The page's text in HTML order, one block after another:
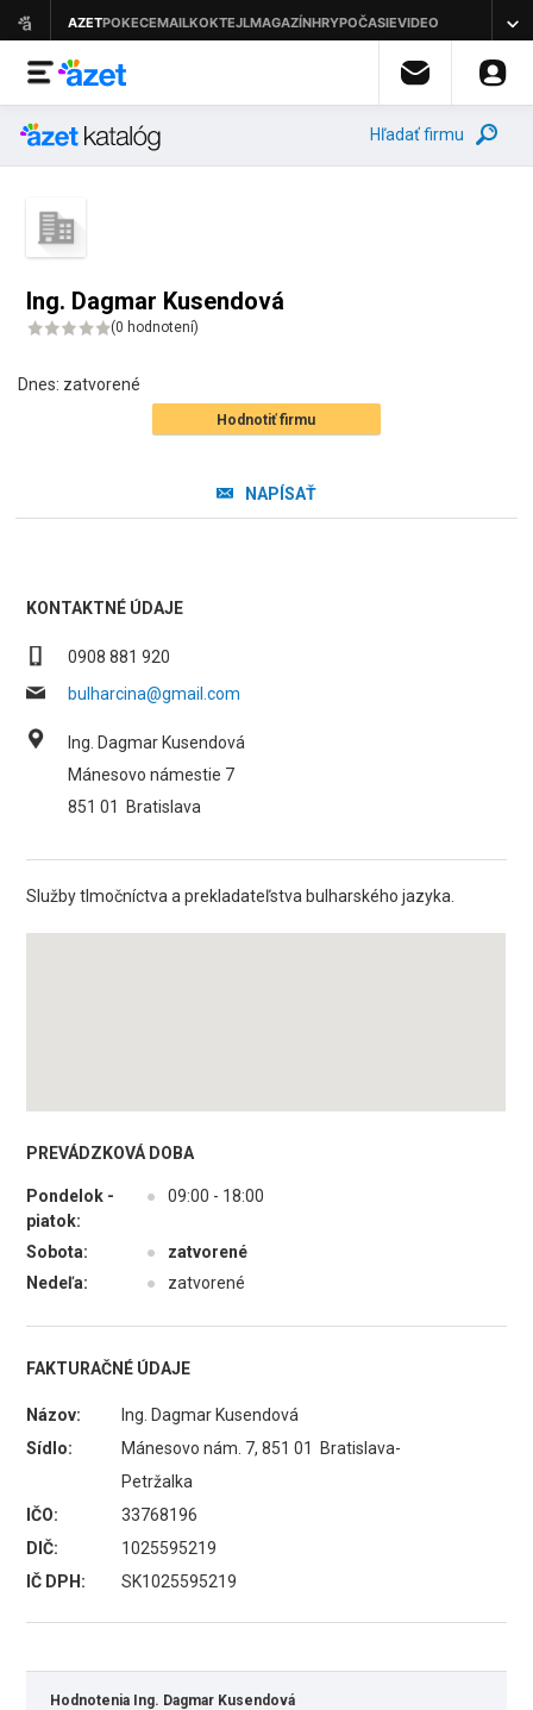
Hľadať firmu
Ing. Dagmar Kusendová
(0 hodnotení)
Dnes: zatvorené
Hodnotiť firmu
NAPÍSAŤ
KONTAKTNÉ ÚDAJE
0908 881 920
bulharcina@gmail.com
Ing. Dagmar Kusendová
Mánesovo námestie 7
851 01
Bratislava
Služby tlmočníctva a prekladateľstva bulharského jazyka.
PREVÁDZKOVÁ DOBA
Pondelok -
piatok:
● 09:00 - 18:00
Sobota: ●
zatvorené
Nedeľa:
● zatvorené
FAKTURAČNÉ ÚDAJE
Názov:
Ing. Dagmar Kusendová
Sídlo:
Mánesovo nám. 7, 851 01 Bratislava-
Petržalka
IČO:
33768196
DIČ:
1025595219
IČ DPH:
SK1025595219
Hodnotenia Ing. Dagmar Kusendová